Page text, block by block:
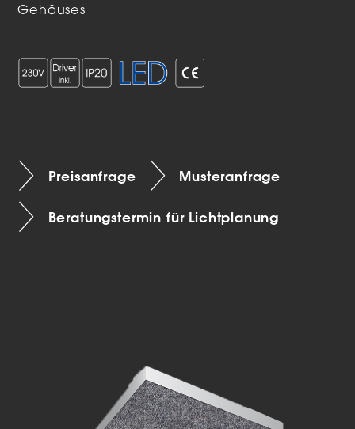
Gehäuses
Preisanfrage Musteranfrage
Beratungstermin für Lichtplanung